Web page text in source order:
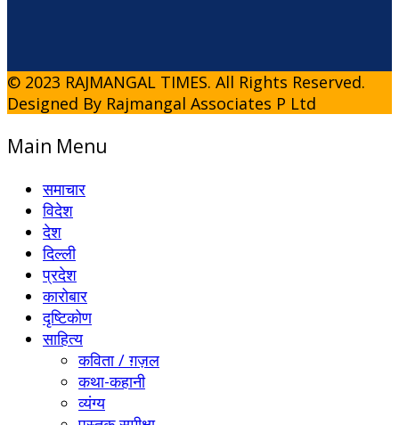
© 2023 RAJMANGAL TIMES. All Rights Reserved.
Designed By Rajmangal Associates P Ltd
Main Menu
समाचार
विदेश
देश
दिल्ली
प्रदेश
कारोबार
दृष्टिकोण
साहित्य
कविता / ग़ज़ल
कथा-कहानी
व्यंग्य